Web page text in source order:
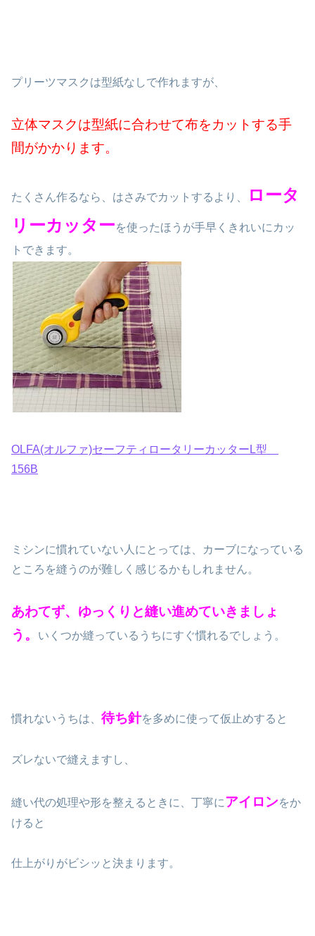
プリーツマスクは型紙なしで作れますが、
立体マスクは型紙に合わせて布をカットする手
間がかかります。
たくさん作るなら、はさみでカットするより、
ロータ
リーカッターを使ったほうが手早くきれいにカッ
トできます。
OLFA(オルファ)セーフティロータリーカッターL型
156B
ミシンに慣れていない人にとっては、カーブになっている
ところを縫うのが難しく感じるかもしれません。
あわてず、ゆっくりと縫い進めていきましょ
う。
いくつか縫っているうちにすぐ慣れるでしょう。
慣れないうちは、 待ち針を多めに使って仮止めすると
ズレないで縫えますし、
縫い代の処理や形を整えるときに、丁寧にアイロンをか
けると
仕上がりがビシッと決まります。